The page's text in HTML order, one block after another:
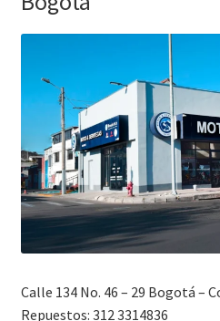
Calle 134 No. 46 – 29 Bogotá –
Repuestos: 312 3314836